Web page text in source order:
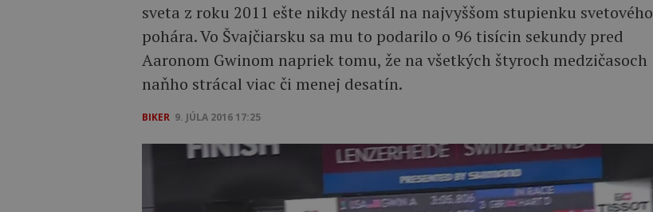
sveta z roku 2011 ešte nikdy nestál na najvyššom stupienku svetového
pohára. Vo Švajčiarsku sa mu to podarilo o 96 tisícin sekundy pred
Aaronom Gwinom napriek tomu, že na všetkých štyroch medzičasoch
naňho strácal viac či menej desatín.
BIKER 9. JÚLA 2016 17:25